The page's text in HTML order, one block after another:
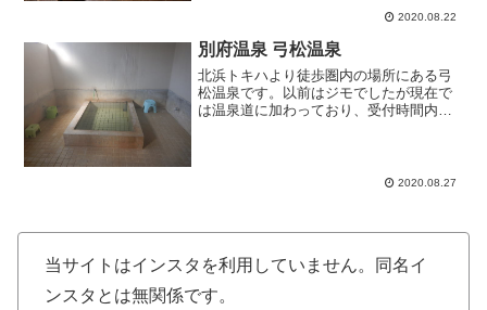
らっしゃいました。入浴料金... 2020.08.22
別府温泉 弓松温泉
北浜トキハより徒歩圏内の場所にある弓
松温泉です。以前はジモでしたが現在で
は温泉道に加わっており、受付時間内な
2020.08.27
当サイトはインスタを利用していません。同名イ
ンスタとは無関係です。